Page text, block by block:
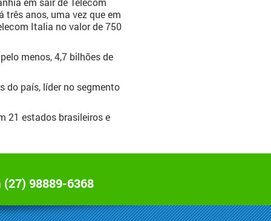
anos, uma vez que em
Italia no valor de 750
menos, 4,7 bilhões de
do país, líder no segmento
21 estados brasileiros e
(27) 98889-6368